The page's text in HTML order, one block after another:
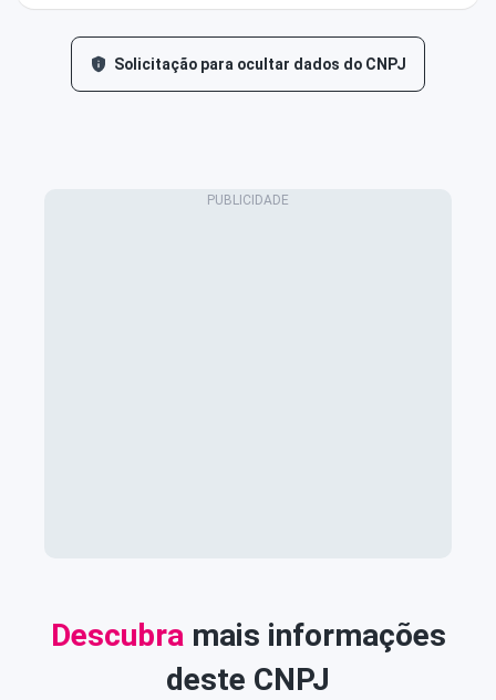
Solicitação para ocultar dados do CNPJ
Descubra mais informações
deste CNPJ